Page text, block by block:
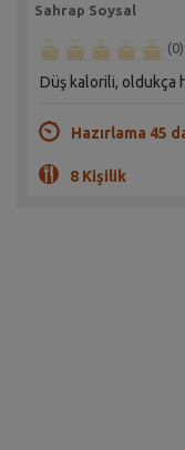
Sahrap Soysal
(0)
Düş kalorili, oldukça
Hazırlama 45
8 Kişilik